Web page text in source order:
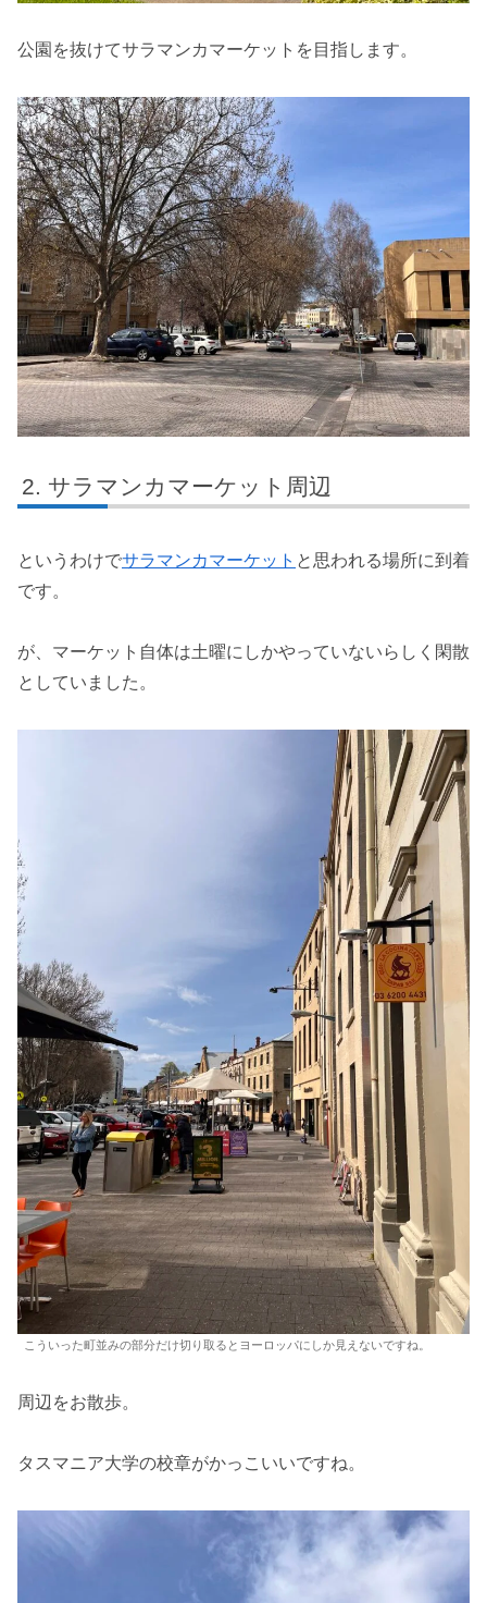
公園を抜けてサラマンカマーケットを目指します。
サラマンカマーケット周辺
というわけでサラマンカマーケット と思われる場所に到着
です。
が、マーケット自体は土曜にしかやっていないらしく閑散
としていました。
こういった町並みの部分だけ切り取るとヨーロッパにしか見えないですね。
周辺をお散歩。
タスマニア大学の校章がかっこいいですね。